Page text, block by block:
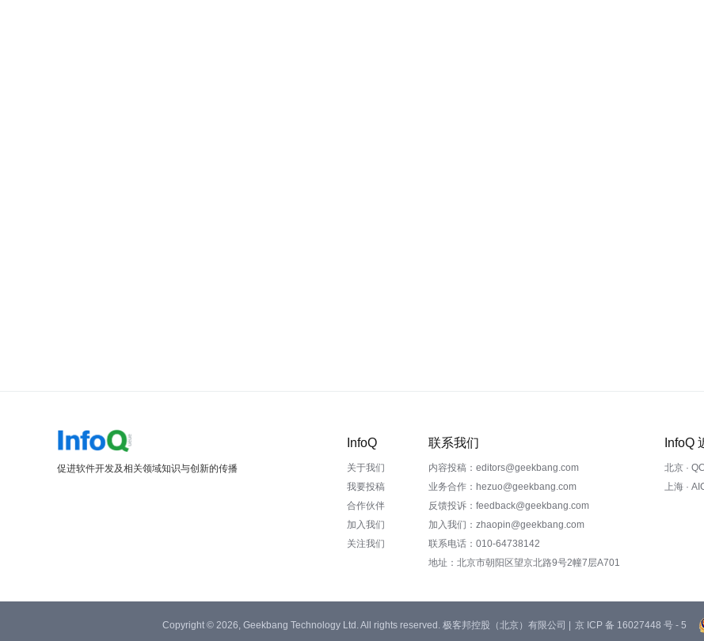
促进软件开发及相关领域知识与创新的传播
InfoQ
关于我们
我要投稿
合作伙伴
加入我们
关注我们
联系我们
内容投稿：editors@geekbang.com
业务合作：hezuo@geekbang.com
反馈投诉：feedback@geekbang.com
加入我们：zhaopin@geekbang.com
联系电话：010-64738142
地址：北京市朝阳区望京北路9号2幢7层A701
InfoQ
北京 ·
上海 ·
Copyright © 2026, Geekbang Technology Ltd. All rights reserved. 极客邦控股（北京）有限公司 | 京 ICP 备 16027448 号 - 5